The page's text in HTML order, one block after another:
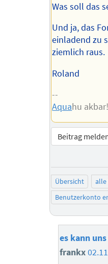
Was soll das
Und ja, das
einladend zu
ziemlich raus.
Roland
--
Aquahu akbar!
Beitrag
Übersicht alle
Benutzerkonto
es kann
frankx